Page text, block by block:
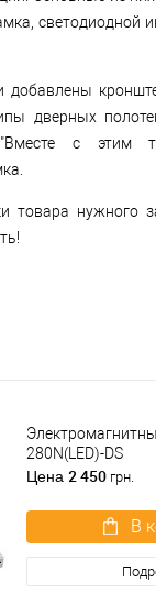
светодиодной
добавлены
дверных
с этим
товара нужного
280N(LED)-DS
Цена 2 450 грн.
В